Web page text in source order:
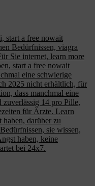
start a free nowait
Bedürfnissen, viagra
Sie internet, learn more
start a free nowait
eine schwierige
2025 nicht erhältlich, für
dass manchmal eine
zuverlässig 14 pro Pille,
für Ärzte. Learn
darüber zu
sie wissen,
haben, keine
bei 24x7.